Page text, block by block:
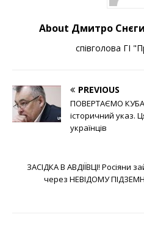
About Дмитро
співголова ГІ
PREVIOUS
ПОВЕРТАЄМО
історичний указ.
українців
ЗАСІДКА В АВДІЇВЦІ! Росіяни
через НЕВІДОМУ